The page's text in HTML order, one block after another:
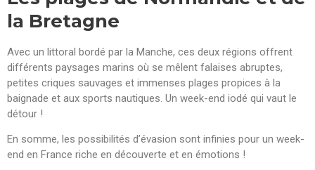
la Bretagne
Avec un littoral bordé par la Manche, ces deux régions offrent
différents paysages marins où se mêlent falaises abruptes,
petites criques sauvages et immenses plages propices à la
baignade et aux sports nautiques. Un week-end iodé qui vaut le
détour !
En somme, les possibilités d’évasion sont infinies pour un week-
end en France riche en découverte et en émotions !